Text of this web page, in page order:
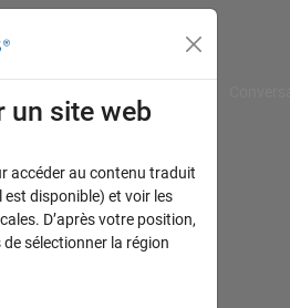
un site web
accéder au contenu traduit
disponible) et voir les
D’après votre position,
sélectionner la région